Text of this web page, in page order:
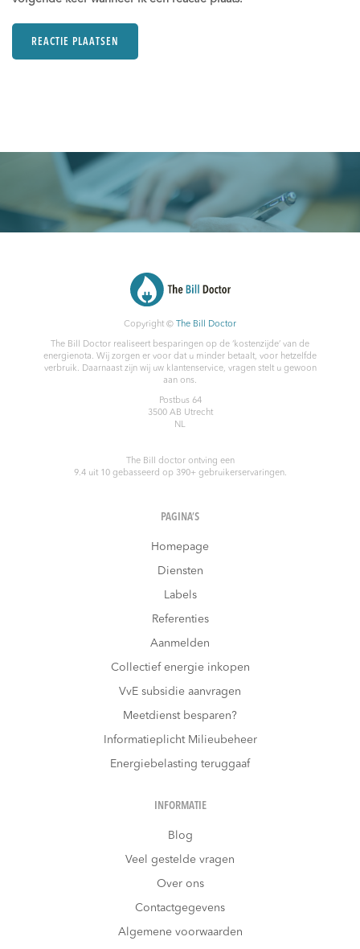
Copyright © The Bill Doctor
The Bill Doctor realiseert besparingen op de ‘kostenzijde’ van de
energienota. Wij zorgen er voor dat u minder betaalt, voor hetzelfde
verbruik. Daarnaast zijn wij uw klantenservice, vragen stelt u gewoon
aan ons.
Postbus 64
3500 AB Utrecht
NL
The Bill doctorontving een
9.4uit 10gebasseerd op 390+ gebruikerservaringen.
PAGINA’S
Homepage
Diensten
Labels
Referenties
Aanmelden
Collectief energie inkopen
VvE subsidie aanvragen
Meetdienst besparen?
Informatieplicht Milieubeheer
Energiebelasting teruggaaf
INFORMATIE
Blog
Veel gestelde vragen
Over ons
Contactgegevens
Algemene voorwaarden